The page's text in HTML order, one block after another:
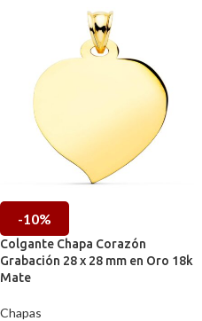
-10%
Colgante Chapa Corazón
Grabación 28 x 28 mm en Oro 18k
Mate
Chapas